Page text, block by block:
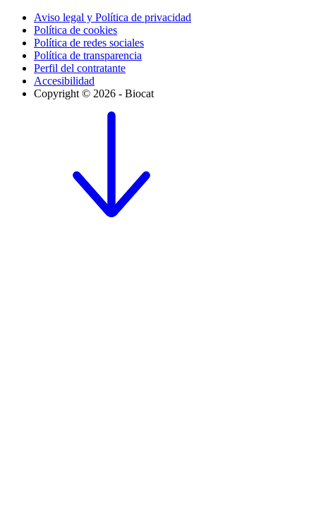
Aviso legal y Política de privacidad
Política de cookies
Política de redes sociales
Política de transparencia
Perfil del contratante
Accesibilidad
Copyright © 2026 - Biocat